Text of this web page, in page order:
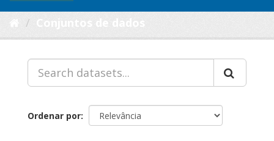
Ordenar por